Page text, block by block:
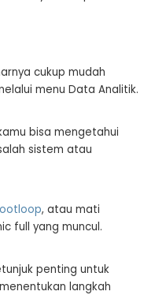
cukup mudah
menu Data Analitik.
bisa mengetahui
sistem atau
, atau mati
full yang muncul.
penting untuk
langkah